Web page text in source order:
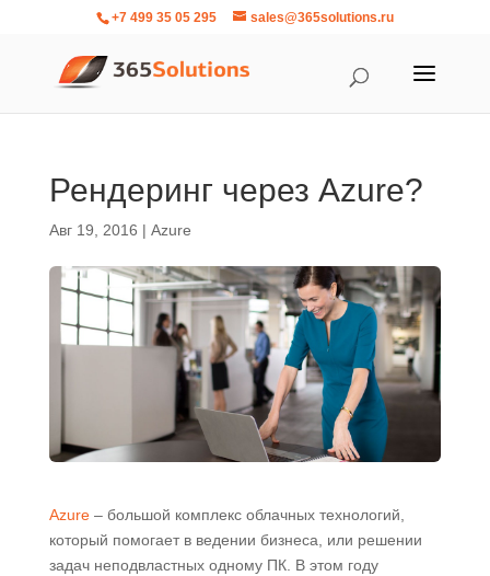
+7 499 35 05 295 sales@365solutions.ru
Рендеринг через Azure?
Авг 19, 2016 | Azure
Azure– большой комплекс облачных технологий,
который помогает в ведении бизнеса, или решении
задач неподвластных одному ПК. В этом году